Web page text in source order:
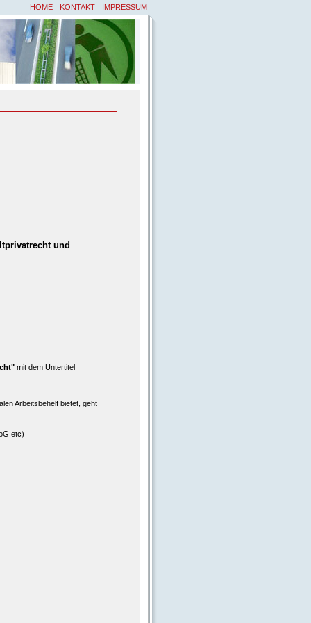
und
mit dem Untertitel
Arbeitsbehelf bietet, geht
etc)
HOME KONTAKT IMPRESSUM